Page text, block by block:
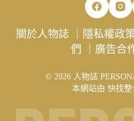
關於人物誌 隱私權政
們
廣告合
© 2026 人物誌
本網站由 快找整